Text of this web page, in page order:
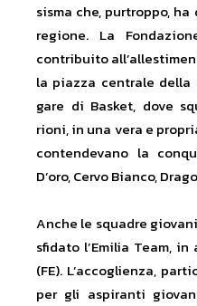
sisma che, purtroppo,
regione. La
contribuito
la piazza centrale della
gare di Basket, dove
rioni, in una vera e
contendevano la
D’oro, Cervo Bianco,
Anche le squadre
sfidato l’Emilia Team,
(FE). L’accoglienza,
per gli aspiranti